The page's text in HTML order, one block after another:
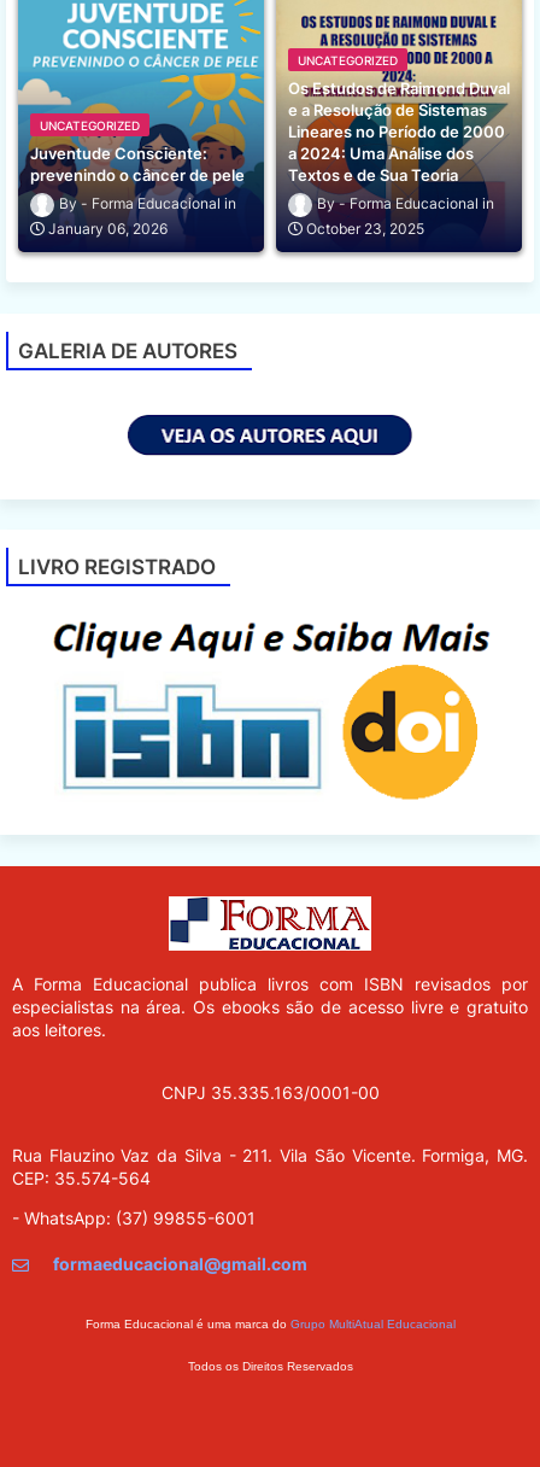
UNCATEGORIZED
Juventude Consciente:
prevenindo o câncer de pele
Forma Educacional
January 06, 2026
UNCATEGORIZED
Os Estudos de Raimond Duval
e a Resolução de Sistemas
Lineares no Período de 2000
a 2024: Uma Análise dos
Textos e de Sua Teoria
Forma Educacional
October 23, 2025
GALERIA DE AUTORES
LIVRO REGISTRADO
A Forma Educacional publica livros com ISBN revisados por
especialistas na área. Os ebooks são de acesso livre e gratuito
aos leitores.
CNPJ 35.335.163/0001-00
Rua Flauzino Vaz da Silva - 211.Vila São Vicente. Formiga, MG.
CEP: 35.574-564
- WhatsApp: (37) 99855-6001
formaeducacional@gmail.com
Forma Educacional é uma marca do Grupo MultiAtual Educacional
Todos os Direitos Reservados